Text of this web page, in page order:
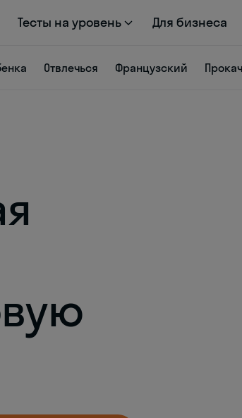
Тесты на уровень Для бизнеса
Отвлечься Французский